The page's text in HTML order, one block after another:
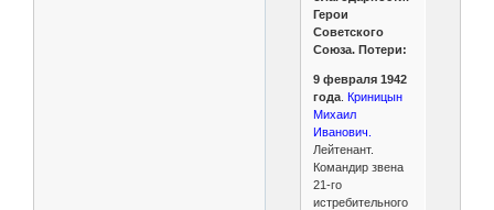
Герои
Советского
Союза. Потери:
9 февраля 1942
года. Криницын
Михаил
Иванович.
Лейтенант.
Командир звена
21-го
истребительного